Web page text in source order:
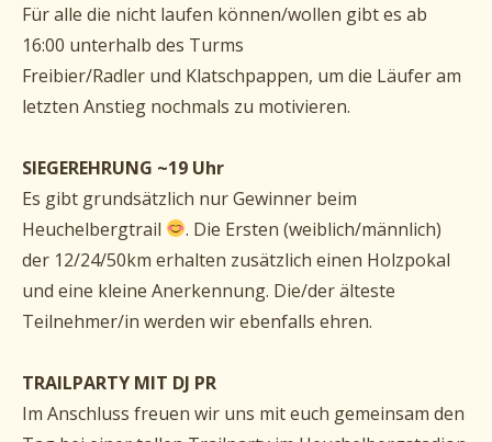
Für alle die nicht laufen können/wollen gibt es ab
16:00 unterhalb des Turms
Freibier/Radler und Klatschpappen, um die Läufer am
letzten Anstieg nochmals zu motivieren.
SIEGEREHRUNG ~19 Uhr
Es gibt grundsätzlich nur Gewinner beim
Heuchelbergtrail
. Die Ersten (weiblich/männlich)
der 12/24/50km erhalten zusätzlich einen Holzpokal
und eine kleine Anerkennung. Die/der älteste
Teilnehmer/in werden wir ebenfalls ehren.
TRAILPARTY MIT DJ PR
Im Anschluss freuen wir uns mit euch gemeinsam den